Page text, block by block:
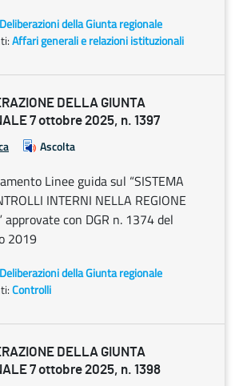
Deliberazioni della Giunta regionale
Affari generali e relazioni istituzionali
DELLA GIUNTA
7 ottobre 2025, n. 1397
Ascolta
Linee guida sul “SISTEMA
INTERNI NELLA REGIONE
approvate con DGR n. 1374 del
2019
Deliberazioni della Giunta regionale
Controlli
DELLA GIUNTA
7 ottobre 2025, n. 1398